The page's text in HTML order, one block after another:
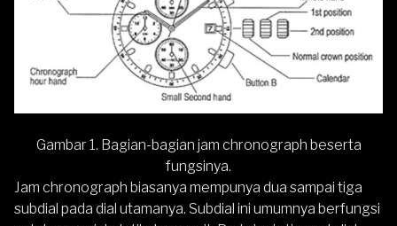
Gambar 1. Bagian-bagian jam chronograph beserta
fungsinya.
Jam chronograph biasanya mempunya dua sampai tiga
subdial pada dial utamanya. Subdial ini umumnya berfungsi